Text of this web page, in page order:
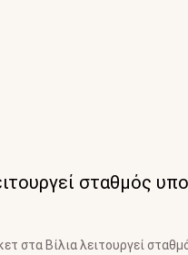
σταθμός
στα Βίλια λειτουργεί